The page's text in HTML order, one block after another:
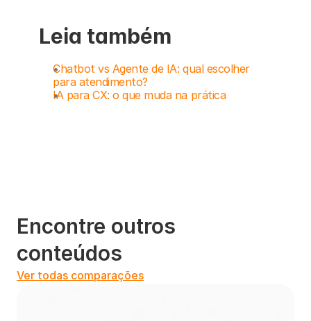
Leia também
Chatbot vs Agente de IA: qual escolher
para atendimento?
IA para CX: o que muda na prática
Encontre outros
conteúdos
Ver todas comparações